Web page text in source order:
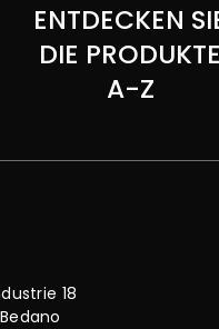
ENTDECKEN
DIE PRODUKTE
A-Z
18